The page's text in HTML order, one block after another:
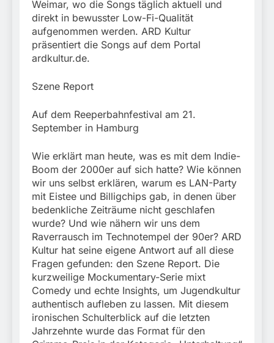
Weimar, wo die Songs täglich aktuell und
direkt in bewusster Low-Fi-Qualität
aufgenommen werden. ARD Kultur
präsentiert die Songs auf dem Portal
ardkultur.de.
Szene Report
Auf dem Reeperbahnfestival am 21.
September in Hamburg
Wie erklärt man heute, was es mit dem Indie-
Boom der 2000er auf sich hatte? Wie können
wir uns selbst erklären, warum es LAN-Party
mit Eistee und Billigchips gab, in denen über
bedenkliche Zeiträume nicht geschlafen
wurde? Und wie nähern wir uns dem
Raverrausch im Technotempel der 90er? ARD
Kultur hat seine eigene Antwort auf all diese
Fragen gefunden: den Szene Report. Die
kurzweilige Mockumentary-Serie mixt
Comedy und echte Insights, um Jugendkultur
authentisch aufleben zu lassen. Mit diesem
ironischen Schulterblick auf die letzten
Jahrzehnte wurde das Format für den